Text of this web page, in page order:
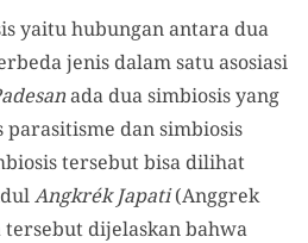
yaitu hubungan antara dua
jenis dalam satu asosiasi
ada dua simbiosis yang
dan simbiosis
tersebut bisa dilihat
Angkrék Japati(Anggrek
dijelaskan bahwa